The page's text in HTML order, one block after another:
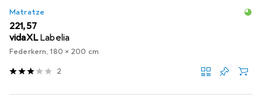
Matratze
EUR
221,57
vidaXL Labelia
Federkern, 180 x 200 cm
2